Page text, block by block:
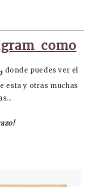
como
donde puedes ver el
esta y otras muchas